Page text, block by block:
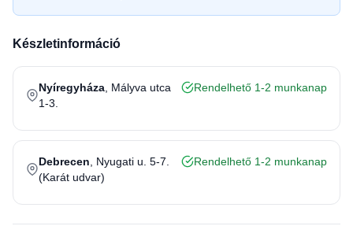
Készletinformáció
Nyíregyháza , Mályva utca
1-3.
Rendelhető 1-2 munkanap
Debrecen , Nyugati u. 5-7.
(Karát udvar)
Rendelhető 1-2 munkanap